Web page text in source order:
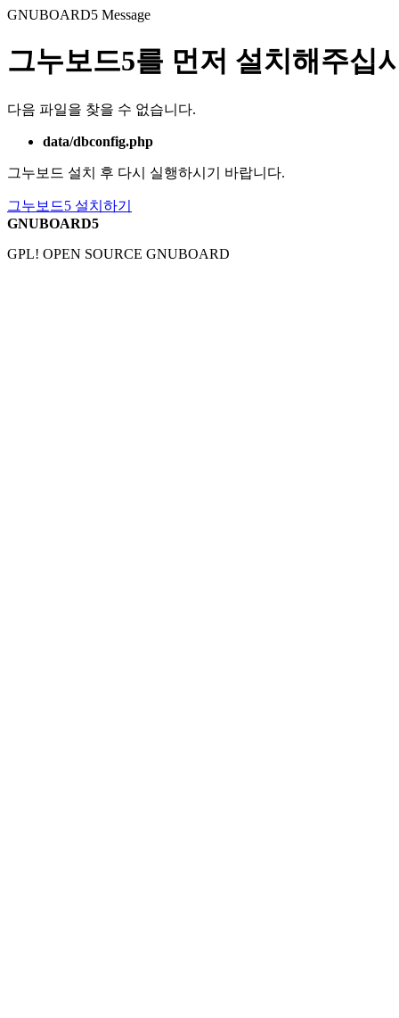
GNUBOARD5 Message
그누보드5를 먼저 설치해주십
다음 파일을 찾을 수 없습니다.
data/dbconfig.php
그누보드 설치 후 다시 실행하시기 바랍니다.
그누보드5 설치하기
GNUBOARD5
GPL! OPEN SOURCE GNUBOARD